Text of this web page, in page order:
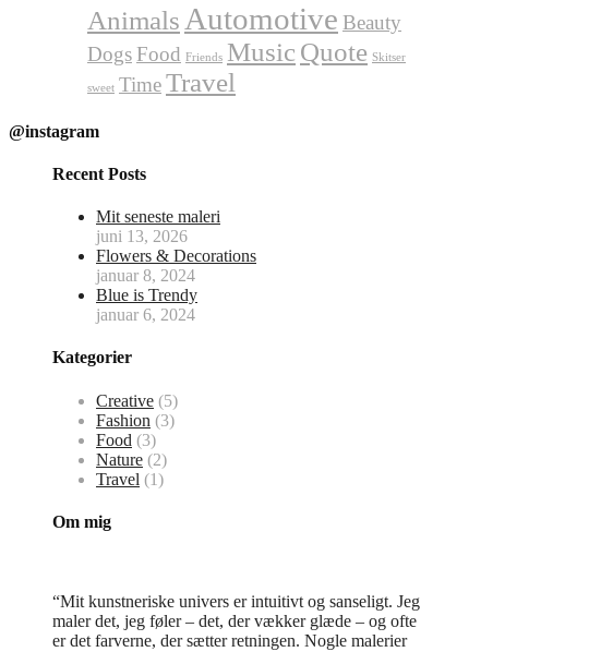
Animals Automotive Beauty
Dogs Food Friends Music Quote Skitser
sweet TimeTravel
@instagram
Recent Posts
Mit seneste maleri
juni 13, 2026
Flowers & Decorations
januar 8, 2024
Blue is Trendy
januar 6, 2024
Kategorier
Creative (5)
Fashion (3)
Food (3)
Nature (2)
Travel (1)
Om mig
“Mit kunstneriske univers er intuitivt og sanseligt. Jeg
maler det, jeg føler – det, der vækker glæde – og ofte
er det farverne, der sætter retningen. Nogle malerier